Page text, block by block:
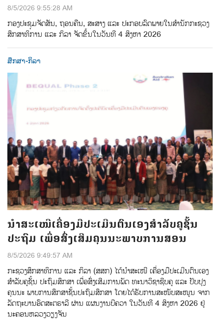
8/5/2026 9:55:28 AM
ກອງປະຊຸມຈັດສັນ, ຖອນຄືນ, ສະສາງ ແລະ ປະກອບລົດພາຍໃນສຳນັກກະຊວງ
ສຶກສາທິການ ແລະ ກິລາ ຈັດຂຶ້ນໃນວັນທີ 4 ສິງຫາ 2026
ສຶກສາ-ກິລາ
ນຳສະເໜີເຄື່ອງມືປະເມີນຕົນເອງສຳລັບຄູຊັ້ນ
ປະຖົມ ເພື່ອສົ່ງເສີມຄຸນນະພາບການສອນ
8/5/2026 9:49:57 AM
ກະຊວງສຶກສາທິການ ແລະ ກິລາ (ສສກ) ໄດ້ນຳສະເໜີ ເຄື່ອງມືປະເມີນຕົນເອງ
ສຳລັບຄູຊັ້ນ ປະຖົມສຶກສາ ເພື່ອສົ່ງເສີມການພັດ ທະນາວິຊາຊີບຄູ ແລະ ປັບປຸງ
ຄຸນນະ ພາບການສຶກສາຊັ້ນປະຖົມສຶກສາ ໂດຍໄດ້ຮັບການສະໜັບສະໜູນ ຈາກ
ລັດຖະບານອົດສະຕຣາລີ ຜ່ານ ແຜນງານບີຄວາ ໃນວັນທີ 4 ສິງຫາ 2026 ຢູ່
ນະຄອນຫລວງວຽງຈັນ